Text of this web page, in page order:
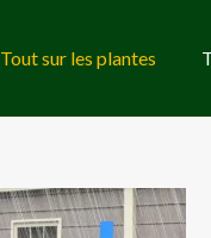
Tout sur les plantes